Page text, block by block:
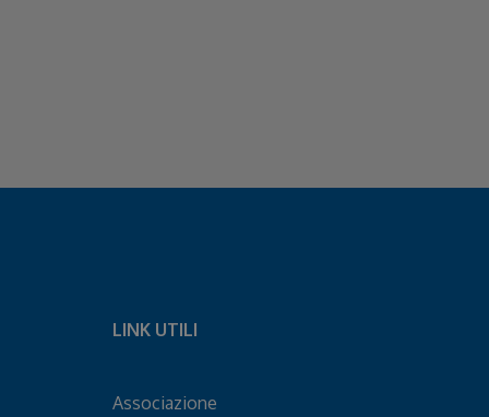
LINK UTILI
Associazione